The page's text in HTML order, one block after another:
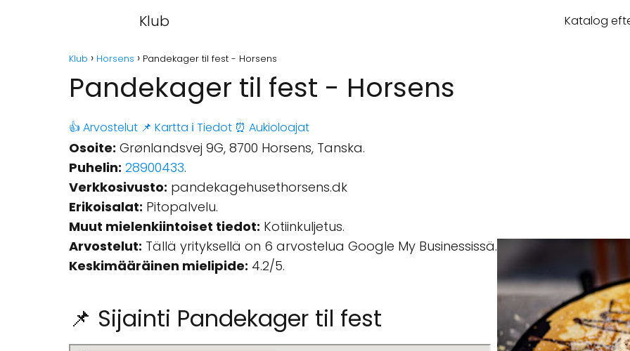
Klub Katalog
Klub Horsens Pandekager til fest - Horsens
Pandekager til fest - Horsens
👍 Arvostelut 📌 Kartta ℹ️ Tiedot ⏰ Aukioloajat
Osoite: Grønlandsvej 9G, 8700 Horsens, Tanska.
Puhelin: 28900433.
Verkkosivusto: pandekagehusethorsens.dk
Erikoisalat: Pitopalvelu.
Muut mielenkiintoiset tiedot: Kotiinkuljetus.
Arvostelut: Tällä yrityksellä on 6 arvostelua Google My Businessissä.
Keskimääräinen mielipide: 4.2/5.
📌 Sijainti Pandekager til fest